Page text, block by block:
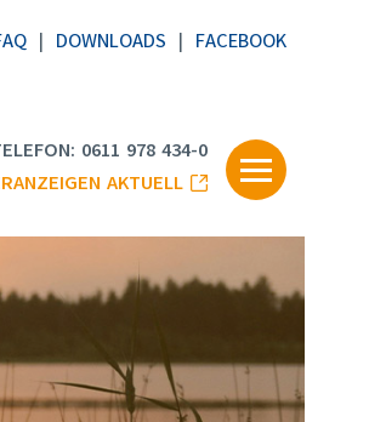
DOWNLOADS FACEBOOK
0611 978 434-0
AKTUELL